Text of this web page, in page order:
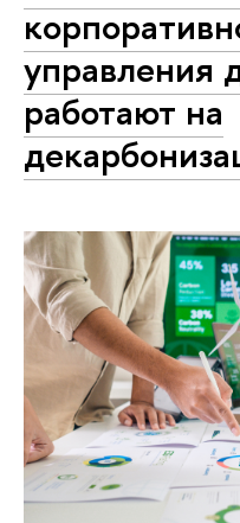
управления
работают на